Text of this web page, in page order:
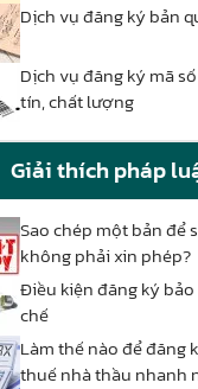
Dịch vụ đăng ký bản
Dịch vụ đăng ký mã
tín, chất lượng
Giải thích pháp
Sao chép một bản để
không phải xin phép?
Điều kiện đăng ký
chế
Làm thế nào để đăng
thuế nhà thầu nhanh